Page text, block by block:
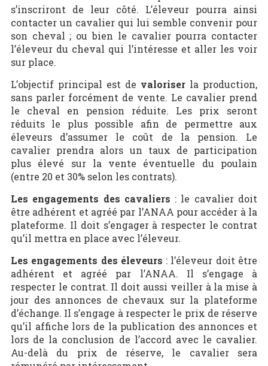
s’inscriront de leur côté. L’éleveur pourra ainsi
contacter un cavalier qui lui semble convenir pour
son cheval ; ou bien le cavalier pourra contacter
l’éleveur du cheval qui l’intéresse et aller les voir
sur place.
L’objectif principal est de valoriser la production,
sans parler forcément de vente. Le cavalier prend
le cheval en pension réduite. Les prix seront
réduits le plus possible afin de permettre aux
éleveurs d’assumer le coût de la pension. Le
cavalier prendra alors un taux de participation
plus élevé sur la vente éventuelle du poulain
(entre 20 et 30% selon les contrats).
Les engagements des cavaliers : le cavalier doit
être adhérent et agréé par l’ANAA pour accéder à la
plateforme. Il doit s’engager à respecter le contrat
qu’il mettra en place avec l’éleveur.
Les engagements des éleveurs : l’éleveur doit être
adhérent et agréé par l’ANAA. Il s’engage à
respecter le contrat. Il doit aussi veiller à la mise à
jour des annonces de chevaux sur la plateforme
d’échange. Il s’engage à respecter le prix de réserve
qu’il affiche lors de la publication des annonces et
lors de la conclusion de l’accord avec le cavalier.
Au-delà du prix de réserve, le cavalier sera